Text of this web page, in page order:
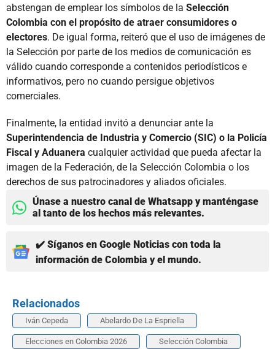
abstengan de emplear los símbolos de la Selección
Colombia con el propósito de atraer consumidores o
electores. De igual forma, reiteró que el uso de imágenes de
la Selección por parte de los medios de comunicación es
válido cuando corresponde a contenidos periodísticos e
informativos, pero no cuando persigue objetivos
comerciales.
Finalmente, la entidad invitó a denunciar ante la
Superintendencia de Industria y Comercio (SIC) o la Policía
Fiscal y Aduanera cualquier actividad que pueda afectar la
imagen de la Federación, de la Selección Colombia o los
derechos de sus patrocinadores y aliados oficiales.
Únase a nuestro canal de Whatsapp y manténgase
al tanto de los hechos más relevantes.
✔️ Síganos en Google Noticias con toda la
información de Colombia y el mundo.
Relacionados
Iván Cepeda Abelardo De La Espriella
Elecciones en Colombia 2026 Selección Colombia